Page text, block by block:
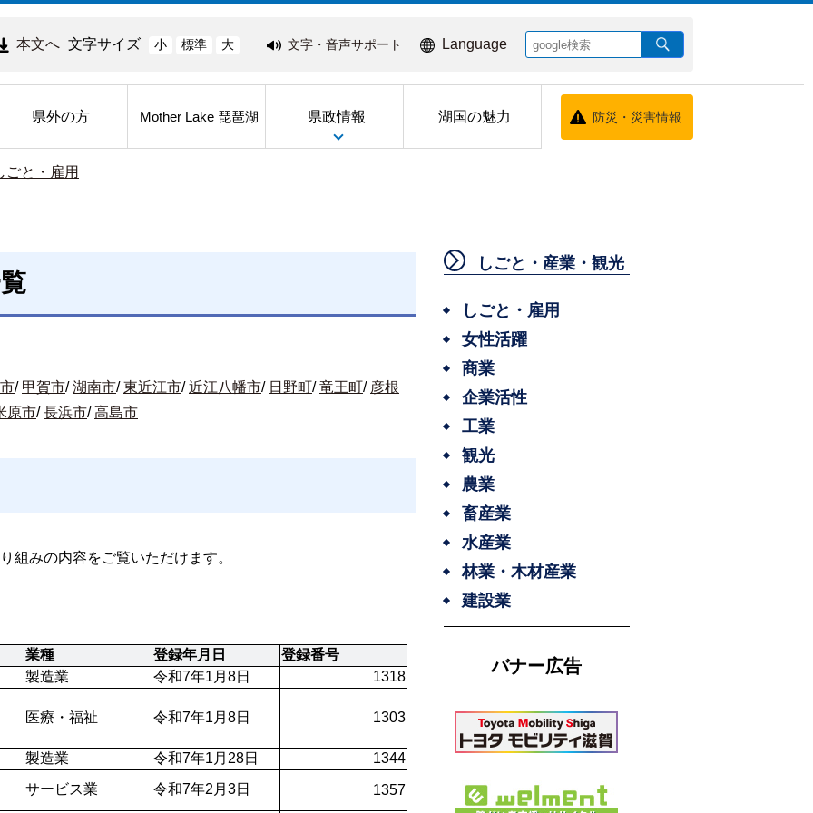
本文へ 文字サイズ 小 標準 大 文字・音声サポート Language
県外の方 Mother Lake 琵琶湖 県政情報 湖国の魅力 防災・災害情報
ごと・雇用
/ 甲賀市/湖南市/東近江市/近江八幡市/ 日野町/竜王町/ 彦根
原市/長浜市/高島市
組みの内容をご覧いただけます。
業種 登録年月日
登録番号
製造業
令和7年1月8日 1318
医療・福祉 令和7年1月8日 1303
製造業 令和7年1月28日
1344
サービス業
令和7年2月3日 1357
しごと・産業・観光
しごと・雇用
女性活躍
商業
企業活性
工業
観光
農業
畜産業
水産業
林業・木材産業
建設業
バナー広告